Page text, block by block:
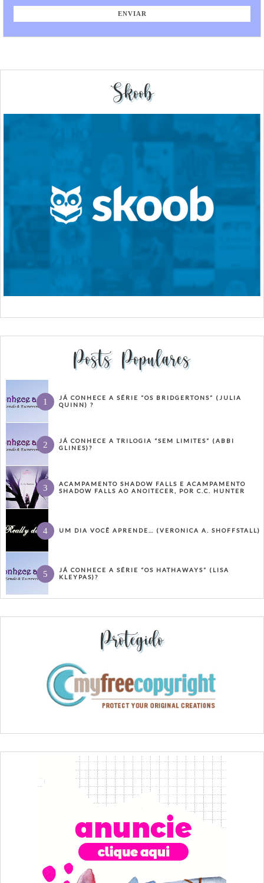
Skoob
Posts Populares
JÁ CONHECE A SÉRIE “OS BRIDGERTONS” (JULIA
QUINN) ?
JÁ CONHECE A TRILOGIA “SEM LIMITES” (ABBI
GLINES)?
ACAMPAMENTO SHADOW FALLS E ACAMPAMENTO
SHADOW FALLS AO ANOITECER, POR C.C. HUNTER
UM DIA VOCÊ APRENDE… (VERONICA A. SHOFFSTALL)
JÁ CONHECE A SÉRIE “OS HATHAWAYS” (LISA
KLEYPAS)?
Protegido